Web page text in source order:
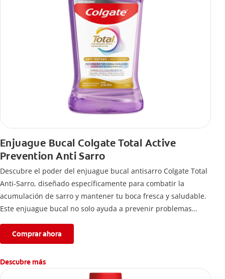
Enjuague Bucal Colgate Total Active
Prevention Anti Sarro
Descubre el poder del enjuague bucal antisarro Colgate Total
Anti-Sarro, diseñado específicamente para combatir la
acumulación de sarro y mantener tu boca fresca y saludable.
Este enjuague bucal no solo ayuda a prevenir problemas
Comprar ahora
Descubre más